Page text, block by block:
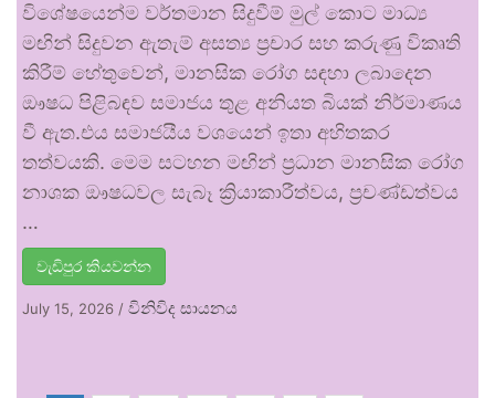
විශේෂයෙන්ම වර්තමාන සිදුවීම් මුල් කොට මාධ්‍ය
මඟින් සිදුවන ඇතැම් අසත්‍ය ප්‍රචාර සහ කරුණු විකෘති
කිරීම් හේතුවෙන්, මානසික රෝග සඳහා ලබාදෙන
ඖෂධ පිළිබඳව සමාජය තුළ අනියත බියක් නිර්මාණය
වී ඇත.එය සමාජයීය වශයෙන් ඉතා අහිතකර
තත්වයකි. මෙම සටහන මඟින් ප්‍රධාන මානසික රෝග
නාශක ඖෂධවල සැබෑ ක්‍රියාකාරීත්වය, ප්‍රචණ්ඩත්වය
…
වැඩිපුර කියවන්න
July 15, 2026 / විනිවිද සායනය